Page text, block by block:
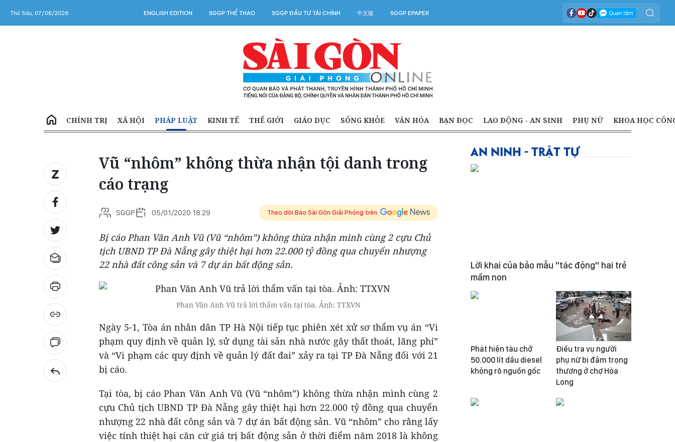
Thứ Sáu, 07/08/2026 ENGLISH EDITION SGGP THỂ THAO SGGP ĐẦU TƯ TÀI CHÍNH 中文版 SGGP EPAPER
CHÍNH TRỊ XÃ HỘI PHÁP LUẬT KINH TẾ THẾ GIỚI GIÁO DỤC SỐNG KHỎE VĂN HÓA BẠN ĐỌC LAO ĐỘNG - AN SINH PHỤ NỮ KHOA HỌC
Vũ “nhôm” không thừa nhận tội danh trong
cáo trạng
SGGP 05/01/2020 18:29 Theo dõi Báo Sài Gòn Giải Phóng trên
Bị cáo Phan Văn Anh Vũ (Vũ “nhôm”) không thừa nhận mình cùng 2 cựu Chủ
tịch UBND TP Đà Nẵng gây thiệt hại hơn 22.000 tỷ đồng qua chuyển nhượng
22 nhà đất công sản và 7 dự án bất động sản.
Phan Văn Anh Vũ trả lời thẩm vấn tại tòa. Ảnh: TTXVN
Ngày 5-1, Tòa án nhân dân TP Hà Nội tiếp tục phiên xét xử sơ thẩm vụ án “Vi
phạm quy định về quản lý, sử dụng tài sản nhà nước gây thất thoát, lãng phí”
và “Vi phạm các quy định về quản lý đất đai” xảy ra tại TP Đà Nẵng đối với 21
bị cáo.
Tại tòa, bị cáo Phan Văn Anh Vũ (Vũ “nhôm”) không thừa nhận mình cùng 2
cựu Chủ tịch UBND TP Đà Nẵng gây thiệt hại hơn 22.000 tỷ đồng qua chuyển
nhượng 22 nhà đất công sản và 7 dự án bất động sản. Vũ “nhôm” cho rằng lấy
việc tính thiệt hại căn cứ giá trị bất động sản ở thời điểm năm 2018 là không
AN NINH - TRẬT TỰ
Lời khai của bảo mẫu "tác động" hai trẻ
mầm non
Phát hiện tàu chở
50.000 lít dầu diesel
không rõ nguồn gốc
Điều tra vụ người
phụ nữ bị đâm trọng
thương ở chợ Hòa
Long